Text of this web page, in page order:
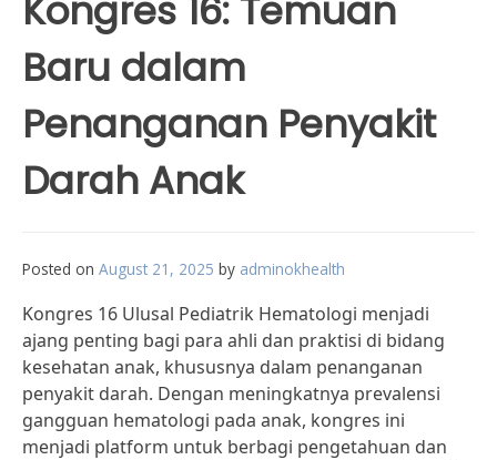
Kongres 16: Temuan
Baru dalam
Penanganan Penyakit
Darah Anak
Posted on August 21, 2025 by adminokhealth
Kongres 16 Ulusal Pediatrik Hematologi menjadi
ajang penting bagi para ahli dan praktisi di bidang
kesehatan anak, khususnya dalam penanganan
penyakit darah. Dengan meningkatnya prevalensi
gangguan hematologi pada anak, kongres ini
menjadi platform untuk berbagi pengetahuan dan